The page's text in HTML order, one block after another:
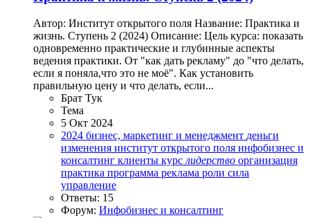
Автор: Институт открытого поля Название: Практика и
жизнь. Ступень 2 (2024) Описание: Цель курса: показать
одновременно практические и глубинные аспекты
ведения практики. От "как дать рекламу" до "что делать,
если я поняла,что это не моё". Как установить
правильную цену и что делать, если...
Брат Тук
Тема
5 Окт 2024
2024 бизнес, маркетинг и менеджмент деньги
изменения институт открытого поля инфобизнес и
консалтинг клиенты курс лидерство организация
практика программа реклама роли сила
управление
Ответы: 15
Форум: Инфобизнес и консалтинг